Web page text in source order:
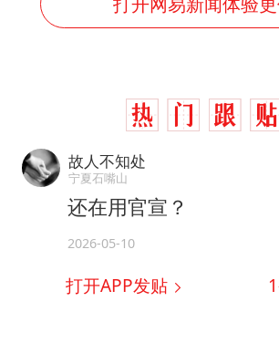
故人不知处
宁夏石嘴山
还在用官宣？
2026-05-10
打开APP发贴 1